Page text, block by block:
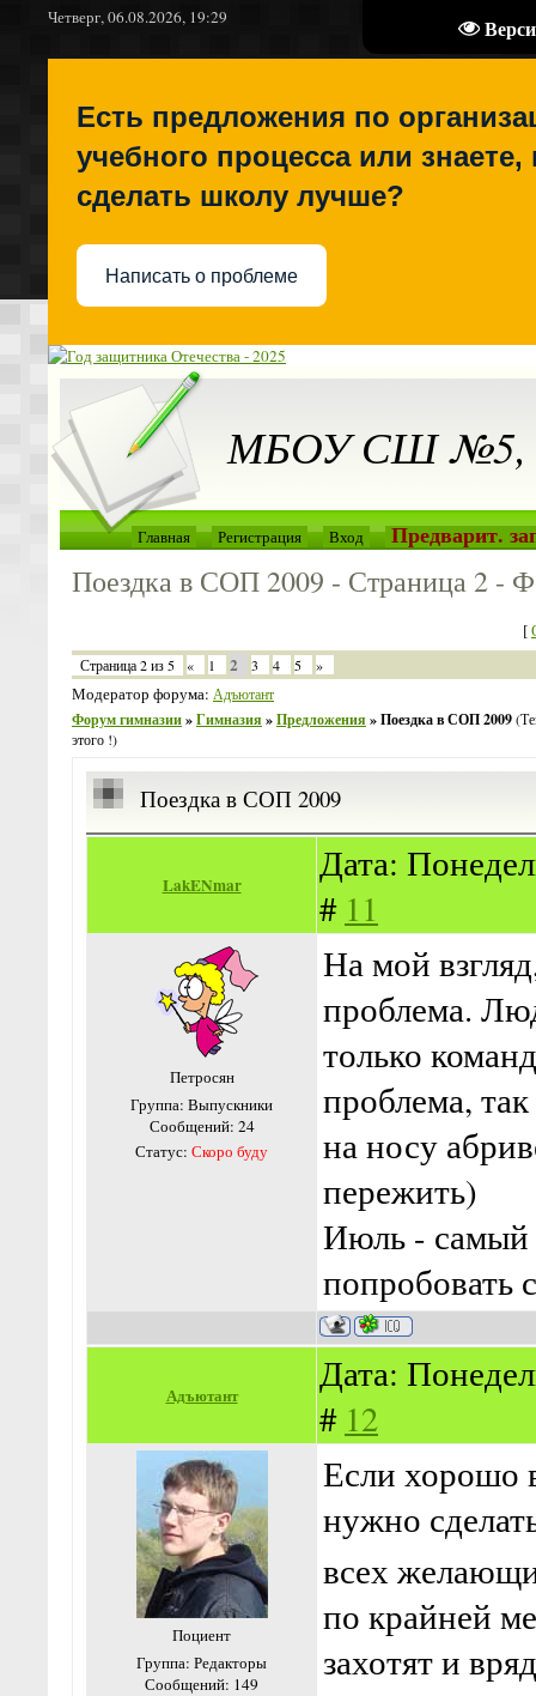
Четверг, 06.08.2026, 19:29
Есть предложения по
учебного процесса или знаете,
сделать школу лучше?
Написать о проблеме
МБОУ СШ №5,
Главная Регистрация Вход Предварит.
Поездка в СОП 2009 - Страница 2 -
[
Страница2из 5 « 1 2 3 4 5 »
Модератор форума: Адъютант
Форум гимназии»Гимназия »Предложения »Поездка в СОП 2009
этого !)
Поездка в СОП 2009
LakENmar
Дата:
# 11
Петросян
Группа: Выпускники
Сообщений: 24
Статус: Скоро буду
На мой
проблема.
только
проблема,
на носу
пережить)
Июль - самый
попробовать
Адъютант
Дата:
# 12
Поциент
Группа: Редакторы
Сообщений: 149
Если хорошо
нужно
всех
по крайней
захотят и